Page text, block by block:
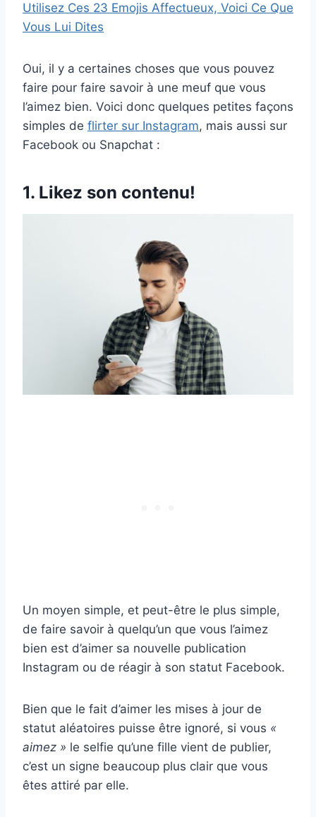
Utilisez Ces 23 Emojis Affectueux, Voici Ce Que
Vous Lui Dites
Oui, il y a certaines choses que vous pouvez
faire pour faire savoir à une meuf que vous
l’aimez bien. Voici donc quelques petites façons
simples de flirter sur Instagram, mais aussi sur
Facebook ou Snapchat :
1. Likez son contenu!
Un moyen simple, et peut-être le plus simple,
de faire savoir à quelqu’un que vous l’aimez
bien est d’aimer sa nouvelle publication
Instagram ou de réagir à son statut Facebook.
Bien que le fait d’aimer les mises à jour de
statut aléatoires puisse être ignoré, si vous «
aimez » le selfie qu’une fille vient de publier,
c’est un signe beaucoup plus clair que vous
êtes attiré par elle.